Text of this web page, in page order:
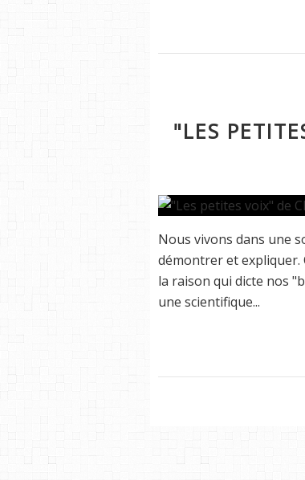
"LES
Nous vivons dans une
démontrer et expliquer.
la raison qui dicte nos
une scientifique...